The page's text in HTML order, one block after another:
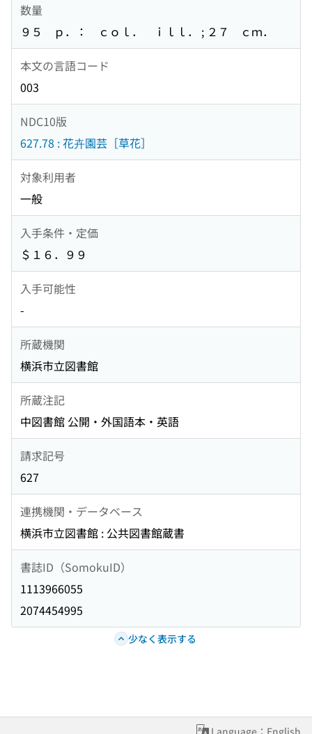
数量
９５ ｐ．： ｃｏｌ． ｉｌｌ． ; ２７ ｃｍ．
本文の言語コード
003
NDC10版
627.78 : 花卉園芸［草花］
対象利用者
一般
入手条件・定価
＄１６．９９
入手可能性
-
所蔵機関
横浜市立図書館
所蔵注記
中図書館 公開・外国語本・英語
請求記号
627
連携機関・データベース
横浜市立図書館 : 公共図書館蔵書
書誌ID（SomokuID）
1113966055
2074454995
少なく表示する